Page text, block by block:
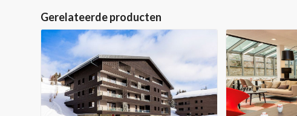
Gerelateerde producten